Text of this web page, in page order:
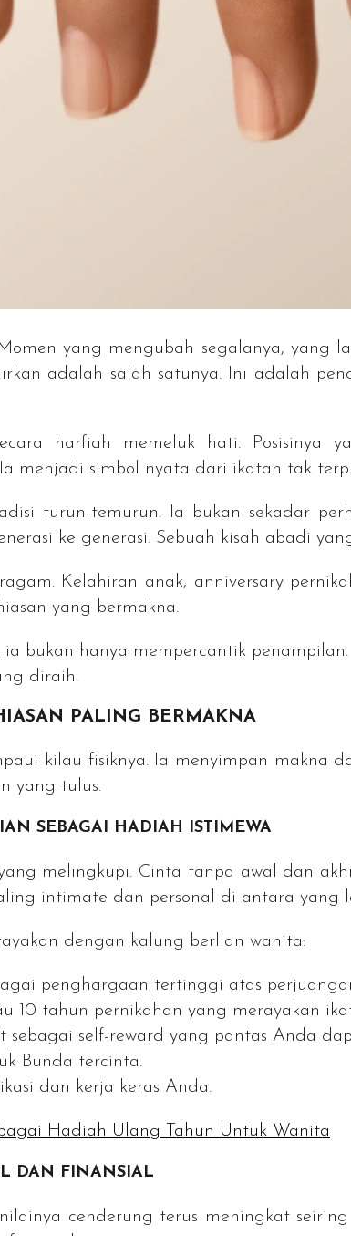
yang mengubah segalanya, yang
adalah salah satunya. Ini adalah
harfiah memeluk hati. Posisinya
menjadi simbol nyata dari ikatan tak
turun-temurun. Ia bukan sekadar
ke generasi. Sebuah kisah abadi
Kelahiran anak, anniversary
yang bermakna.
bukan hanya mempercantik
diraih.
PALING BERMAKNA
kilau fisiknya. Ia menyimpan makna
yang tulus.
SEBAGAI HADIAH ISTIMEWA
melingkupi. Cinta tanpa awal dan
intimate dan personal di antara yang
dengan kalung berlian wanita:
penghargaan tertinggi atas
10 tahun pernikahan yang merayakan
sebagai self-reward yang pantas Anda
Bunda tercinta.
dan kerja keras Anda.
Hadiah Ulang Tahun Untuk Wanita
DAN FINANSIAL
cenderung terus meningkat